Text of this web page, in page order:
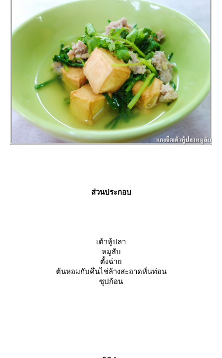
ส่วนประกอบ
เต้าหู้ปลา
หมูสับ
ตั้งฉ่า
ต้นหอมกับคึ่นไช่ล้างสะอาดหั่นท่อน
ซุปก้อน